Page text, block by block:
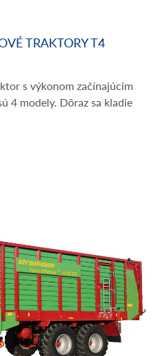
TRAKTORY T4
s výkonom začínajúcim
4 modely. Dôraz sa kladie